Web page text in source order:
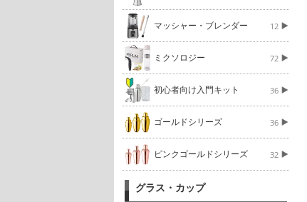
マッシャー・ブレンダー 12
ミクソロジー 72
初心者向け入門キット 36
ゴールドシリーズ 36
ピンクゴールドシリーズ 32
グラス・カップ